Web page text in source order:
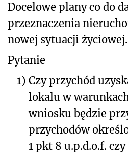
Docelowe plany co do
przeznaczenia
nowej sytuacji życiowej.
Pytanie
1) Czy przychód
lokalu w
wniosku będzie
przychodów
1 pkt 8 u.p.d.o.f.